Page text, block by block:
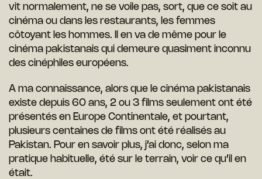
vit normalement, ne se voile pas, sort, que ce soit au
cinéma ou dans les restaurants, les femmes
côtoyant les hommes. Il en va de même pour le
cinéma pakistanais qui demeure quasiment inconnu
des cinéphiles européens.
A ma connaissance, alors que le cinéma pakistanais
existe depuis 60 ans, 2 ou 3 films seulement ont été
présentés en Europe Continentale, et pourtant,
plusieurs centaines de films ont été réalisés au
Pakistan. Pour en savoir plus, j’ai donc, selon ma
pratique habituelle, été sur le terrain, voir ce qu’il en
était.